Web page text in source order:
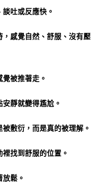
吐或反應快。
感覺自然、舒服、沒有壓
被推著走。
靜就變得尷尬。
敷衍，而是真的被理解。
找到舒服的位置。
鬆。